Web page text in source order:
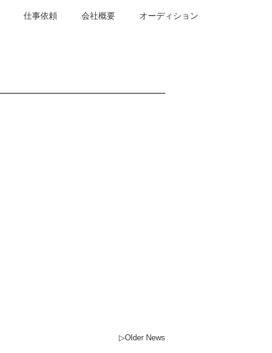
仕事依頼 会社概要 オーディション
▷Older News